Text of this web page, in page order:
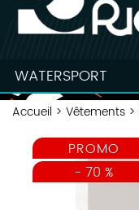
WATERSPORT
Accueil > Vêtements >
PROMO
-70 %